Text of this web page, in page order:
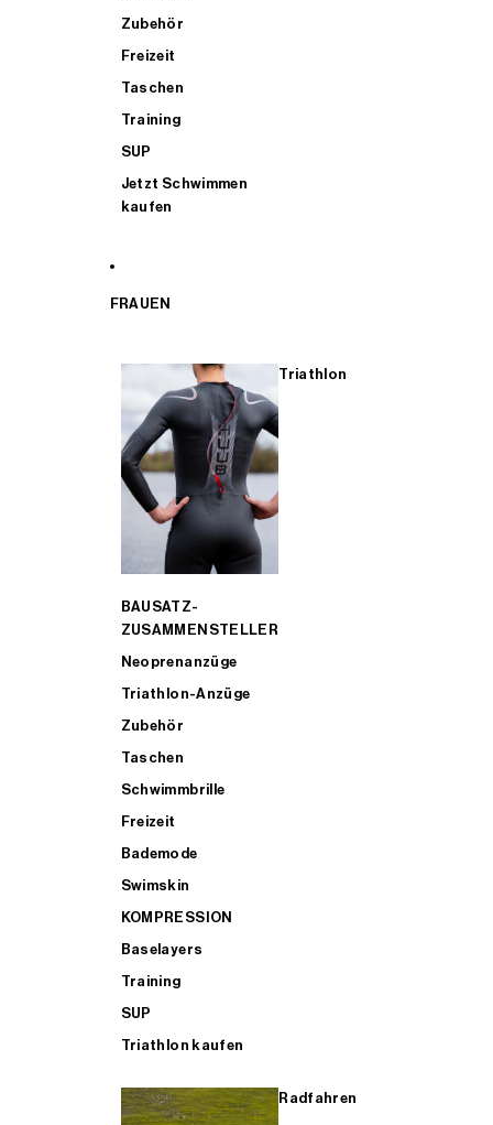
Zubehör
Freizeit
Taschen
Training
SUP
Jetzt Schwimmen
kaufen
FRAUEN
Triathlon
BAUSATZ-
ZUSAMMENSTELLER
Neoprenanzüge
Triathlon-Anzüge
Zubehör
Taschen
Schwimmbrille
Freizeit
Bademode
Swimskin
KOMPRESSION
Baselayers
Training
SUP
Triathlon kaufen
Radfahren